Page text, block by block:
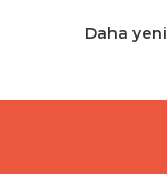
Daha yeni